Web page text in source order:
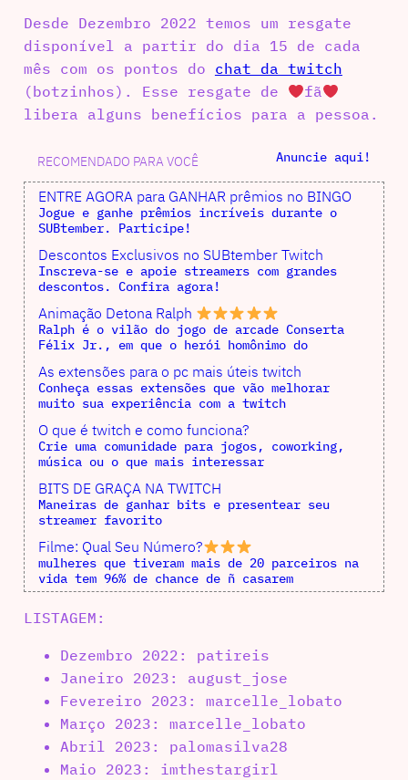
Desde Dezembro 2022 temos um resgate
disponível a partir do dia 15 de cada
mês com os pontos do chat da twitch
(botzinhos). Esse resgate de
fã
libera alguns benefícios para a pessoa.
RECOMENDADO PARA VOCÊ Anuncie aqui!
ENTRE AGORA para GANHAR prêmios no BINGO
Jogue e ganhe prêmios incríveis durante o
SUBtember. Participe!
Descontos Exclusivos no SUBtember Twitch
Inscreva-se e apoie streamers com grandes
descontos. Confira agora!
Animação Detona Ralph
Ralph é o vilão do jogo de arcade Conserta
Félix Jr., em que o herói homônimo do
As extensões para o pc mais úteis twitch
Conheça essas extensões que vão melhorar
muito sua experiência com a twitch
O que é twitch e como funciona?
Crie uma comunidade para jogos, coworking,
música ou o que mais interessar
BITS DE GRAÇA NA TWITCH
Maneiras de ganhar bits e presentear seu
streamer favorito
Filme: Qual Seu Número?
mulheres que tiveram mais de 20 parceiros na
vida tem 96% de chance de ñ casarem
LISTAGEM:
Dezembro 2022: patireis
Janeiro 2023: august_jose
Fevereiro 2023: marcelle_lobato
Março 2023: marcelle_lobato
Abril 2023: palomasilva28
Maio 2023: imthestargirl